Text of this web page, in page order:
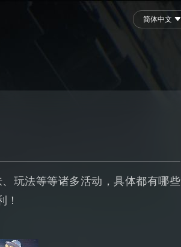
简体中文
玩法等等诸多活动，具体都有哪些
！